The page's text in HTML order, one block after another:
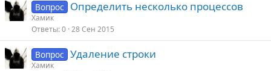
Вопрос Определить несколько процессов
Хамик
Ответы 0 28 Сен 2015
Вопрос Удаление строки
Хамик